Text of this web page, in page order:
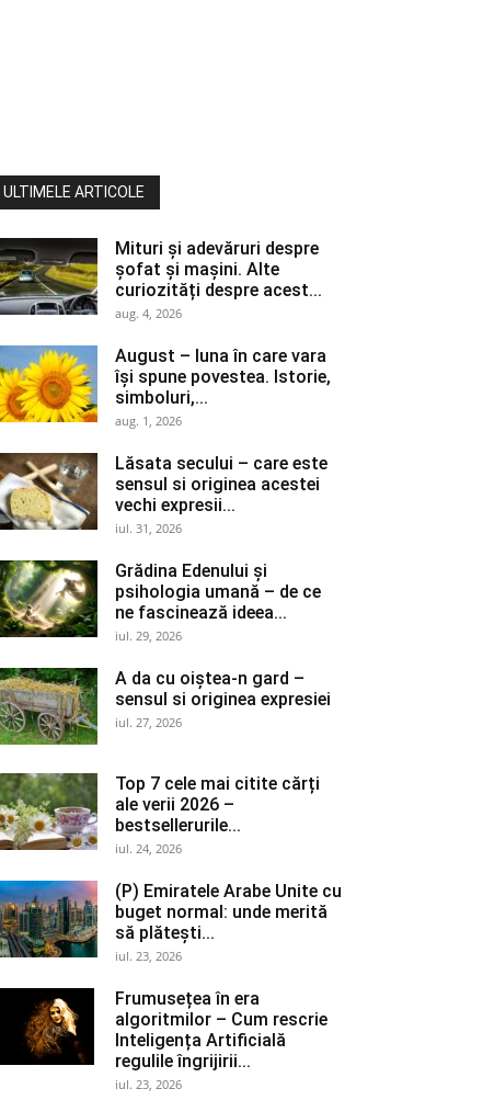
ULTIMELE ARTICOLE
Mituri și adevăruri despre
șofat și mașini. Alte
curiozități despre acest...
aug. 4, 2026
August – luna în care vara
își spune povestea. Istorie,
simboluri,...
aug. 1, 2026
Lăsata secului – care este
sensul si originea acestei
vechi expresii...
iul. 31, 2026
Grădina Edenului și
psihologia umană – de ce
ne fascinează ideea...
iul. 29, 2026
A da cu oiștea-n gard –
sensul si originea expresiei
iul. 27, 2026
Top 7 cele mai citite cărți
ale verii 2026 –
bestsellerurile...
iul. 24, 2026
(P) Emiratele Arabe Unite cu
buget normal: unde merită
să plătești...
iul. 23, 2026
Frumusețea în era
algoritmilor – Cum rescrie
Inteligența Artificială
regulile îngrijirii...
iul. 23, 2026